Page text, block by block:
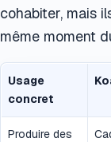
cohabiter, mais
même moment
Usage
concret
Produire des